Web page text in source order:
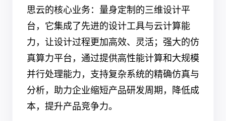
思云的核心业务：量身定制的三维设计平
台，它集成了先进的设计工具与云计算能
力，让设计过程更加高效、灵活；强大的仿
真算力平台，通过提供高性能计算和大规模
并行处理能力，支持复杂系统的精确仿真与
分析，助力企业缩短产品研发周期，降低成
本，提升产品竞争力。